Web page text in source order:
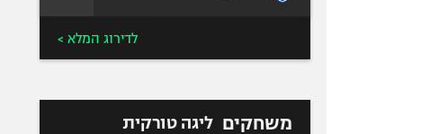
לדירוג המלא >
משחקים ליגה טורקית